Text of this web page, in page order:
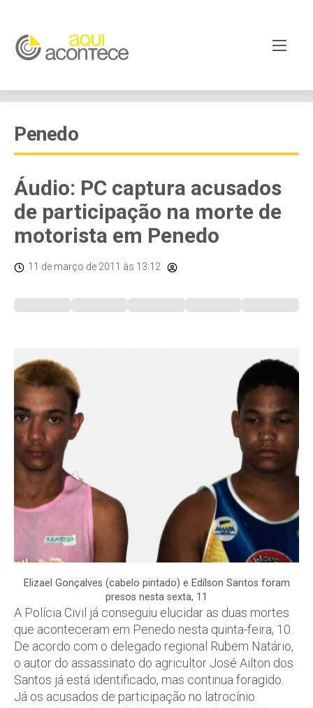
Penedo
Áudio: PC captura acusados
de participação na morte de
motorista em Penedo
11 de março de 2011 às 13:12
Elizael Gonçalves (cabelo pintado) e Edílson Santos foram
presos nesta sexta, 11
A Polícia Civil já conseguiu elucidar as duas mortes
que aconteceram em Penedo nesta quinta-feira, 10.
De acordo com o delegado regional Rubem Natário,
o autor do assassinato do agricultor José Ailton dos
Santos já está identificado, mas continua foragido.
Já os acusados de participação no latrocínio